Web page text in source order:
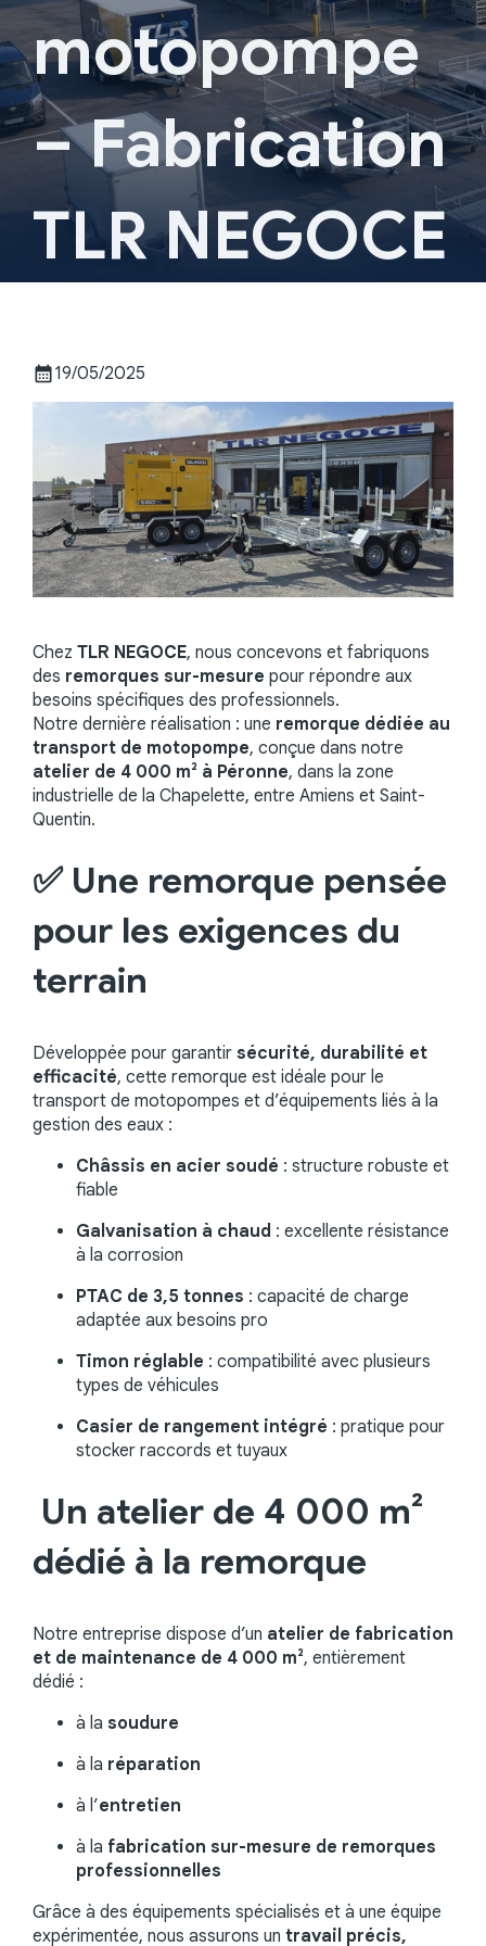
motopompe
– Fabrication
TLR NEGOCE
calendar_month19/05/2025
Chez TLR NEGOCE, nous concevons et fabriquons
des remorques sur-mesure pour répondre aux
besoins spécifiques des professionnels.
Notre dernière réalisation : une remorque dédiée au
transport de motopompe, conçue dans notre
atelier de 4 000 m² à Péronne, dans la zone
industrielle de la Chapelette, entre Amiens et Saint-
Quentin.
✅ Une remorque pensée
pour les exigences du
terrain
Développée pour garantir sécurité, durabilité et
efficacité, cette remorque est idéale pour le
transport de motopompes et d’équipements liés à la
gestion des eaux :
Châssis en acier soudé : structure robuste et
fiable
Galvanisation à chaud : excellente résistance
à la corrosion
PTAC de 3,5 tonnes : capacité de charge
adaptée aux besoins pro
Timon réglable : compatibilité avec plusieurs
types de véhicules
Casier de rangement intégré : pratique pour
stocker raccords et tuyaux
Un atelier de 4 000 m²
dédié à la remorque
Notre entreprise dispose d’un atelier de fabrication
et de maintenance de 4 000 m², entièrement
dédié :
à la soudure
à la réparation
à l’entretien
à la fabrication sur-mesure de remorques
professionnelles
Grâce à des équipements spécialisés et à une équipe
expérimentée, nous assurons un travail précis,